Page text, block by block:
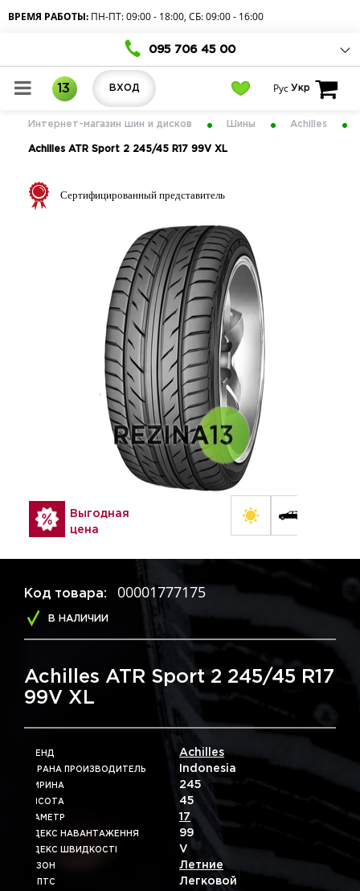
ВРЕМЯ РАБОТЫ: ПН-ПТ: 09:00 - 18:00, СБ: 09:00 - 16:00
095 706 45 00
13 ВХОД Рус Укр
Интернет-магазин шин и дисков Шины Achilles
Achilles ATR Sport 2 245/45 R17 99V XL
Сертифицированный представитель
Выгодная
цена
Код товара: 00001777175
В НАЛИЧИИ
Achilles ATR Sport 2 245/45 R17
99V XL
БРЕНД Achilles
СТРАНА ПРОИЗВОДИТЕЛЬ Indonesia
ШИРИНА 245
ВЫСОТА 45
ДІАМЕТР 17
ІНДЕКС НАВАНТАЖЕННЯ 99
ІНДЕКС ШВИДКОСТІ V
СЕЗОН Летние
ТИПТС Легковой